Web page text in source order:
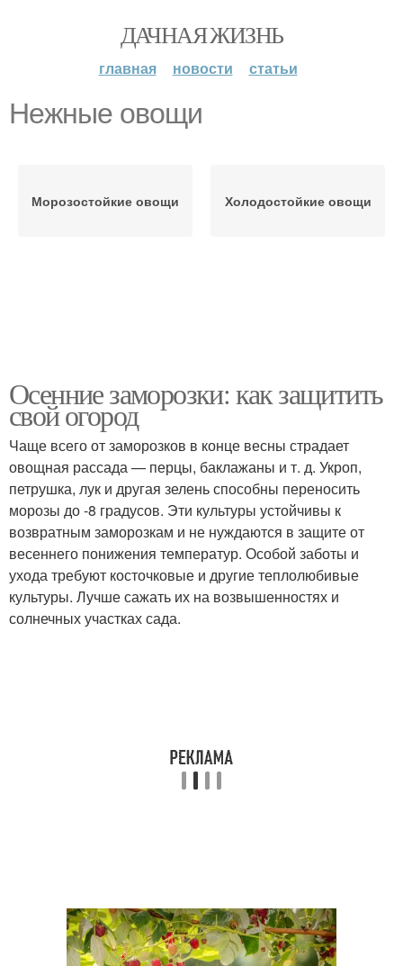
ДАЧНАЯ ЖИЗНЬ
главная новости статьи
Нежные овощи
Морозостойкие овощи Холодостойкие овощи
Осенние заморозки: как защитить
свой огород
Чаще всего от заморозков в конце весны страдает
овощная рассада — перцы, баклажаны и т. д. Укроп,
петрушка, лук и другая зелень способны переносить
морозы до -8 градусов. Эти культуры устойчивы к
возвратным заморозкам и не нуждаются в защите от
весеннего понижения температур. Особой заботы и
ухода требуют косточковые и другие теплолюбивые
культуры. Лучше сажать их на возвышенностях и
солнечных участках сада.